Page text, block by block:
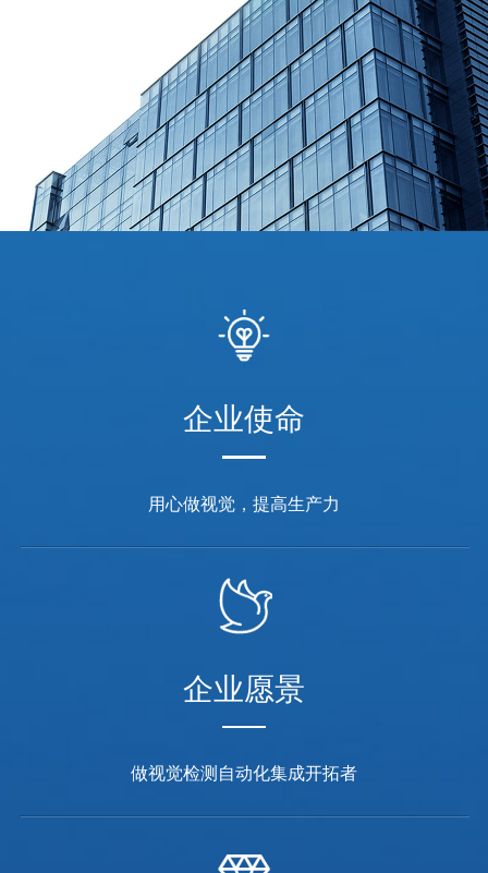
企业使命
用心做视觉，提高生产力
企业愿景
做视觉检测自动化集成开拓者